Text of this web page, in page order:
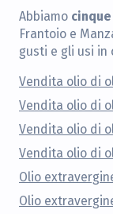
Abbiamo
Frantoio e
gusti e gli usi in
Vendita olio di
Vendita olio di
Vendita olio di
Vendita olio di
Olio
Olio